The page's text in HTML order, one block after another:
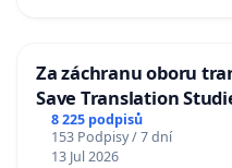
Za záchranu oboru
Save Translation
Charles University
8 225 podpisů
153 Podpisy / 7 dní
13 Jul 2026